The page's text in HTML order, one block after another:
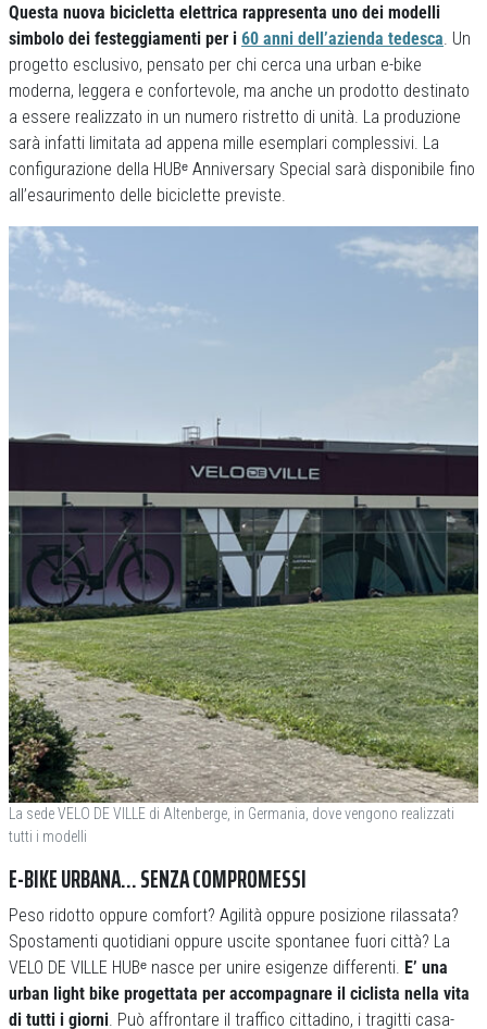
Questa nuova bicicletta elettrica rappresenta uno dei modelli
simbolo dei festeggiamenti per i 60 anni dell’azienda tedesca. Un
progetto esclusivo, pensato per chi cerca una urban e-bike
moderna, leggera e confortevole, ma anche un prodotto destinato
a essere realizzato in un numero ristretto di unità. La produzione
sarà infatti limitata ad appena mille esemplari complessivi. La
configurazione della HUBᵉ Anniversary Special sarà disponibile fino
all’esaurimento delle biciclette previste.
La sede VELO DE VILLE di Altenberge, in Germania, dove vengono realizzati
tutti i modelli
E-BIKE URBANA… SENZA COMPROMESSI
Peso ridotto oppure comfort? Agilità oppure posizione rilassata?
Spostamenti quotidiani oppure uscite spontanee fuori città? La
VELO DE VILLE HUBᵉ nasce per unire esigenze differenti. E’ una
urban light bike progettata per accompagnare il ciclista nella vita
di tutti i giorni. Può affrontare il traffico cittadino, i tragitti casa-